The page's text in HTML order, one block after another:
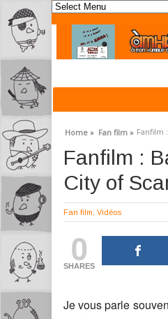
Home » Fan film » Fanfilm
Fanfilm :
City of
Fan film Vidéos
0
SHARES
Je vous parle